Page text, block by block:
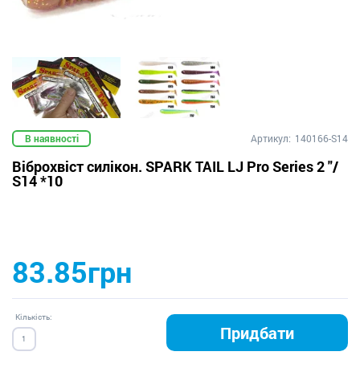
В наявності Артикул: 140166-S14
Віброхвіст силікон. SPARK TAIL LJ Pro Series 2 "/
S14 *10
83.85грн
Кількість:
Придбати